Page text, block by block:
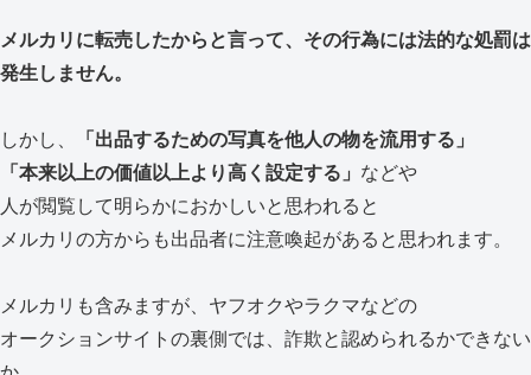
メルカリに転売したからと言って、その行為には法的な処罰は
発生しません。
しかし、
「出品するための写真を他人の物を流用する」
「本来以上の価値以上より高く設定する」 などや
人が閲覧して明らかにおかしいと思われると
メルカリの方からも出品者に注意喚起があると思われます。
メルカリも含みますが、ヤフオクやラクマなどの
オークションサイトの裏側では、詐欺と認められるかできない